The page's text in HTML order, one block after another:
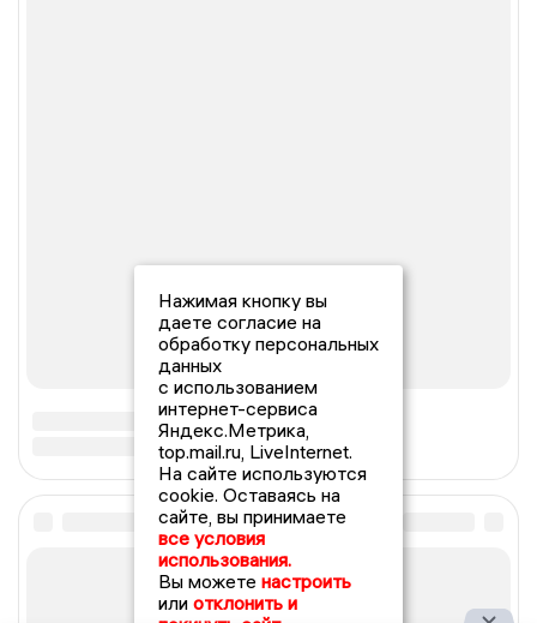
Нажимая кнопку вы
даете согласие на
обработку персональных
данных
с использованием
интернет-сервиса
Яндекс.Метрика,
top.mail.ru, LiveInternet.
На сайте используются
cookie. Оставаясь на
сайте, вы принимаете
все условия
использования.
Вы можете настроить
или отклонить и